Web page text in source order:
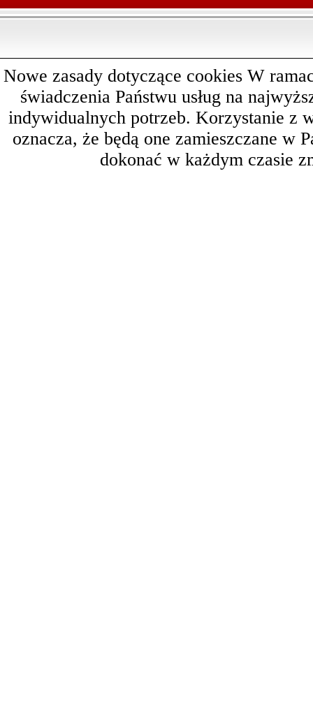
Nowe zasady dotyczące cookies W
świadczenia Państwu usług na
indywidualnych potrzeb. Korzystanie z
oznacza, że będą one zamieszczane w
dokonać w każdym czasie